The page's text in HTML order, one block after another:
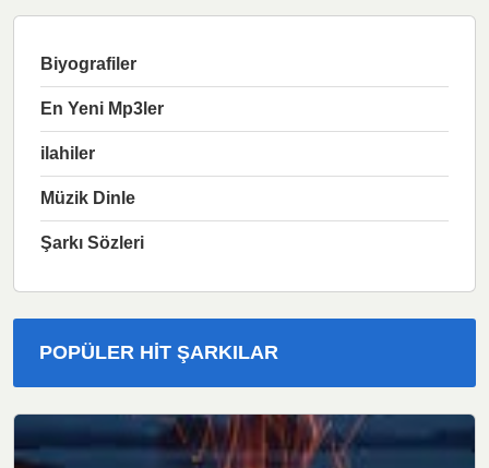
Biyografiler
En Yeni Mp3ler
ilahiler
Müzik Dinle
Şarkı Sözleri
POPÜLER HIT ŞARKILAR